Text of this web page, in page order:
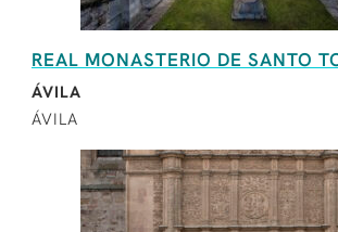
REAL MONASTERIO DE SANTO
ÁVILA
ÁVILA